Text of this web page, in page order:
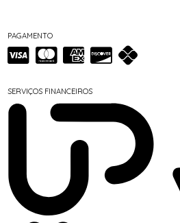
PAGAMENTO
SERVIÇOS FINANCEIROS